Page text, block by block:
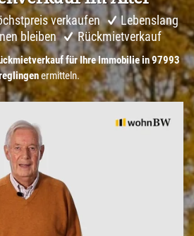
verkaufen
Lebenslang
bleiben
Rückmietverkauf
für Ihre Immobilie in 97993
ermitteln.